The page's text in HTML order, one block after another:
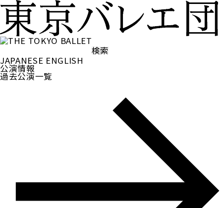
検
索:
JAPANESE ENGLISH
公演情報
過去公演一覧